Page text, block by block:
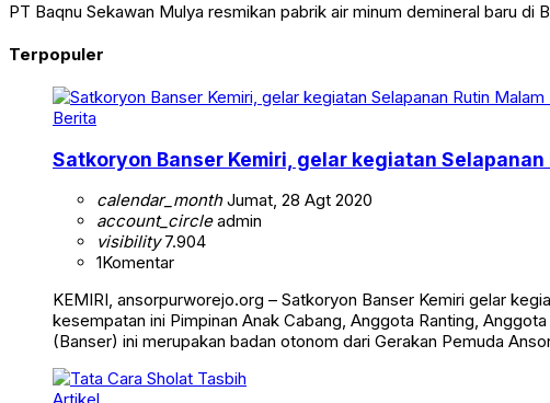
PT Baqnu Sekawan Mulya resmikan pabrik air minum demineral baru
Terpopuler
Berita
Satkoryon Banser Kemiri, gelar kegiatan Selapanan
calendar_monthJumat, 28 Agt 2020
account_circleadmin
visibility7.904
1Komentar
KEMIRI, ansorpurworejo.org – Satkoryon Banser Kemiri gelar
kesempatan ini Pimpinan Anak Cabang, Anggota Ranting,
(Banser) ini merupakan badan otonom dari Gerakan Pemuda